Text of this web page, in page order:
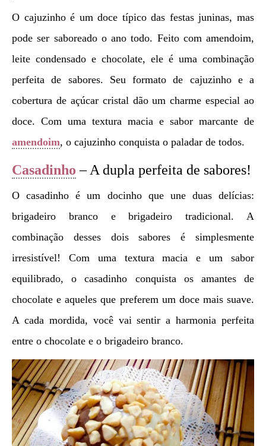
O cajuzinho é um doce típico das festas juninas, mas
pode ser saboreado o ano todo. Feito com amendoim,
leite condensado e chocolate, ele é uma combinação
perfeita de sabores. Seu formato de cajuzinho e a
cobertura de açúcar cristal dão um charme especial ao
doce. Com uma textura macia e sabor marcante de
amendoim, o cajuzinho conquista o paladar de todos.
Casadinho – A dupla perfeita de sabores!
O casadinho é um docinho que une duas delícias:
brigadeiro branco e brigadeiro tradicional. A
combinação desses dois sabores é simplesmente
irresistível! Com uma textura macia e um sabor
equilibrado, o casadinho conquista os amantes de
chocolate e aqueles que preferem um doce mais suave.
A cada mordida, você vai sentir a harmonia perfeita
entre o chocolate e o brigadeiro branco.